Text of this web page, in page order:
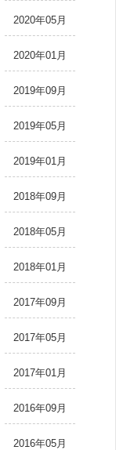
2020年05月
2020年01月
2019年09月
2019年05月
2019年01月
2018年09月
2018年05月
2018年01月
2017年09月
2017年05月
2017年01月
2016年09月
2016年05月